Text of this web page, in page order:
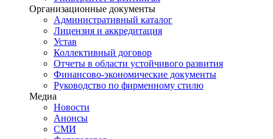
Организационные документы
Административный каталог
Лицензия и аккредитация
Устав
Коллективный договор
Отчеты в области устойчивого развития
Финансово-экономические документы
Руководство по фирменному стилю
Медиа
Новости
Анонсы
СМИ